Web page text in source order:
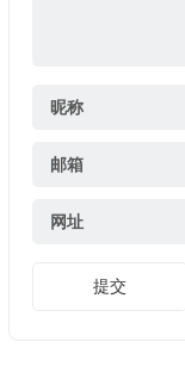
昵称
邮箱
网址
提交